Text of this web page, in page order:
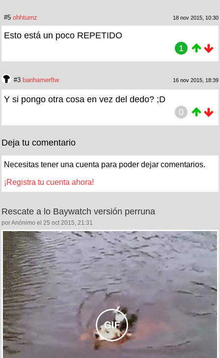
#5 ohhturnz 18 nov 2015, 10:30
Esto está un poco REPETIDO
1
#3 banhamerftw 16 nov 2015, 18:39
Y si pongo otra cosa en vez del dedo? ;D
0
Deja tu comentario
Necesitas tener una cuenta para poder dejar comentarios.
¡Registra tu cuenta ahora!
Rescate a lo Baywatch versión perruna
por Anónimo el 25 oct 2015, 21:31